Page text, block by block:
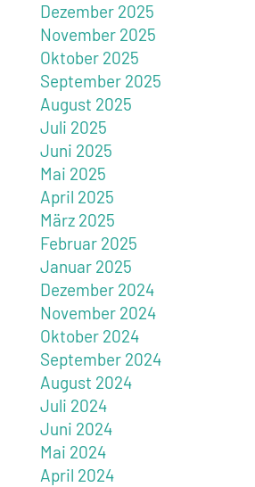
Dezember 2025
November 2025
Oktober 2025
September 2025
August 2025
Juli 2025
Juni 2025
Mai 2025
April 2025
März 2025
Februar 2025
Januar 2025
Dezember 2024
November 2024
Oktober 2024
September 2024
August 2024
Juli 2024
Juni 2024
Mai 2024
April 2024